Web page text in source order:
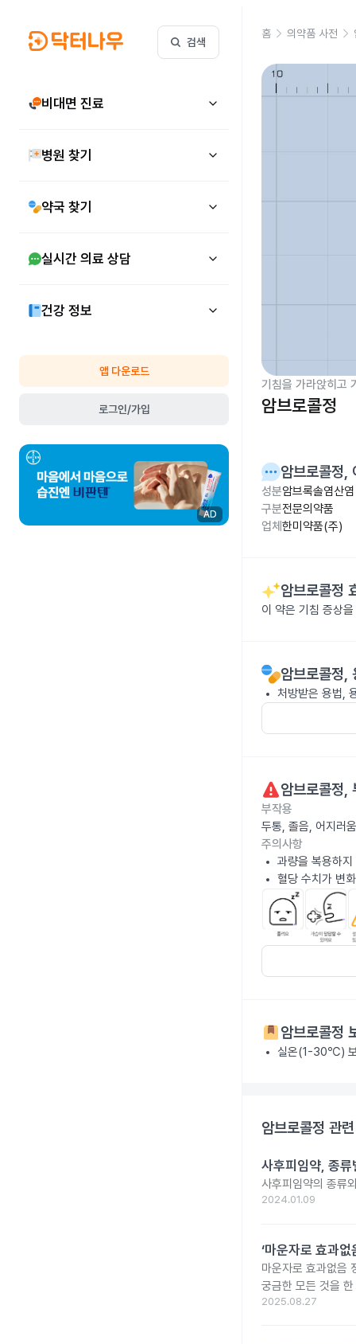
검색
비대면 진료
병원 찾기
약국 찾기
실시간 의료 상담
건강 정보
앱 다운로드
로그인/가입
AD
홈 의약품 사전
기침을 가라앉히고
암브로콜정
암브로콜정,
성분암브록솔염산
구분전문의약품
업체 한미약품(주)
암브로콜정
이 약은 기침 증상
암브로콜정,
처방받은 용법,
암브로콜정,
부작용
두통, 졸음, 어지러
주의사항
과량을 복용하
혈당 수치가 변
암브로콜정
실온(1-30℃)
암브로콜정 관
사후피임약, 종
사후피임약의 종류
2024.01.09
‘마운자로 효과
마운자로 효과없음
궁금한 모든 것을
2025.08.27